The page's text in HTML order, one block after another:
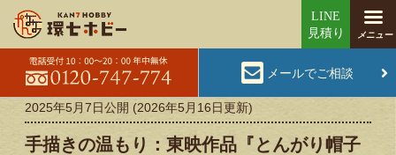
メールでご相談
2025年5月7日公開 (2026年5月16日更新)
手描きの温もり：東映作品『とんがり帽子